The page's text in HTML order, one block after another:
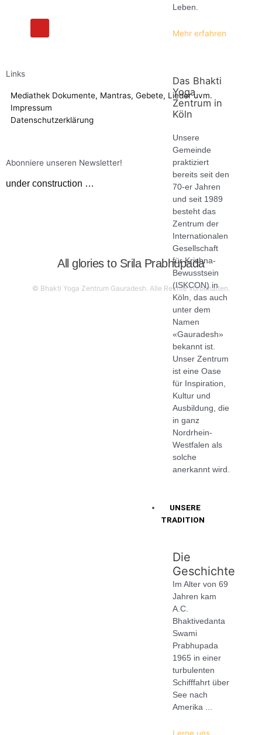
Leben.
Mehr erfahren
Das Bhakti
Yoga
Zentrum in
Köln
Unsere
Gemeinde
praktiziert
bereits seit den
70-er Jahren
und seit 1989
besteht das
Zentrum der
Internationalen
Gesellschaft
für Krishna-
Bewusstsein
(ISKCON) in
Köln, das auch
unter dem
Namen
«Gauradesh»
bekannt ist.
Unser Zentrum
ist eine Oase
für Inspiration,
Kultur und
Ausbildung, die
in ganz
Nordrhein-
Westfalen als
solche
anerkannt wird.
UNSERE
TRADITION
Die
Geschichte
Im Alter von 69
Jahren kam
A.C.
Bhaktivedanta
Swami
Prabhupada
1965 in einer
turbulenten
Schifffahrt über
See nach
Amerika ...
Lerne uns
o
o
Y
u
Links
Mediathek Dokumente, Mantras, Gebete, Lieder uvm.
Impressum
Datenschutzerklärung
Abonniere unseren Newsletter!
under construction …
All glories to Srila Prabhupada
© Bhakti Yoga Zentrum Gauradesh. Alle Rechte vorbehalten.